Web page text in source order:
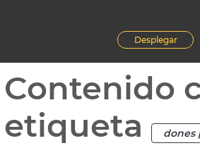
Desplegar
Contenido
etiqueta
dones